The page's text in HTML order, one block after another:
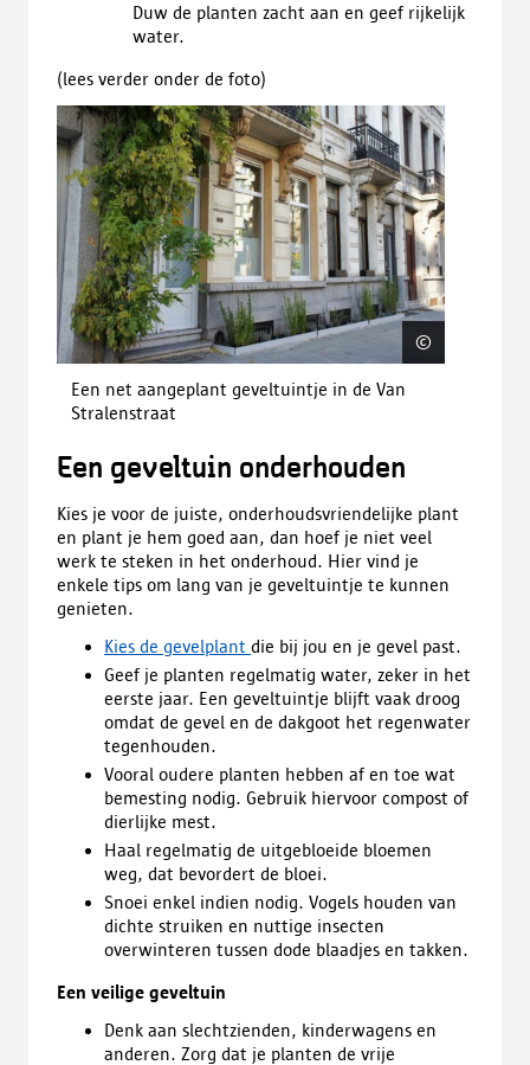
Johan
Wyckmans
Duw de planten zacht aan en geef rijkelijk
water.
(lees verder onder de foto)
©
Een net aangeplant geveltuintje in de Van
Stralenstraat
Een geveltuin onderhouden
Kies je voor de juiste, onderhoudsvriendelijke plant
en plant je hem goed aan, dan hoef je niet veel
werk te steken in het onderhoud. Hier vind je
enkele tips om lang van je geveltuintje te kunnen
genieten.
Kies de gevelplant die bij jou en je gevel past.
Geef je planten regelmatig water, zeker in het
eerste jaar. Een geveltuintje blijft vaak droog
omdat de gevel en de dakgoot het regenwater
tegenhouden.
Vooral oudere planten hebben af en toe wat
bemesting nodig. Gebruik hiervoor compost of
dierlijke mest.
Haal regelmatig de uitgebloeide bloemen
weg, dat bevordert de bloei.
Snoei enkel indien nodig. Vogels houden van
dichte struiken en nuttige insecten
overwinteren tussen dode blaadjes en takken.
Een veilige geveltuin
Denk aan slechtzienden, kinderwagens en
anderen. Zorg dat je planten de vrije